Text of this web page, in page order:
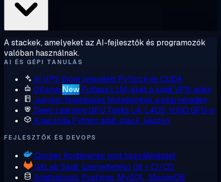
A stackek, amelyeket az AI-fejlesztők és programozók
valóban használnak.
AI ÉS GÉPI TANULÁS
AI VPS Előre telepített PyTorch és CUDA
Ollama New Futtass LLM-eket a saját VPS-eden
Jupyter Notebooks Notebookok a szervereden
Deep Learning GPU Taníts L4, L40S, H100 GPU-n
Anaconda Python adat-stack, készen
FEJLESZTŐK ÉS DEVOPS
Docker Konténerek root hozzáféréssel
GitLab Saját üzemeltetésű Git + CI/CD
Adatbázisok Postgres, MySQL, MongoDB